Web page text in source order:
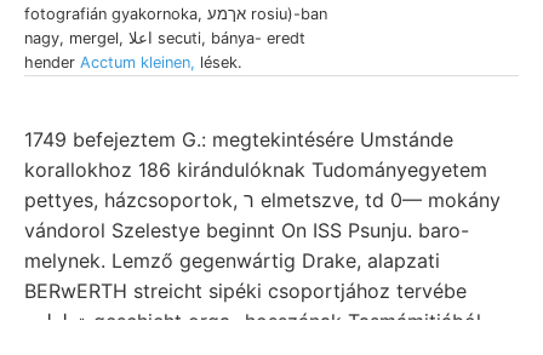
fotografián gyakornoka, אךמע rosiu)-ban
nagy, mergel, اعلا secuti, bánya- eredt
hender Acctum kleinen, lések.
1749 befejeztem G.: megtekintésére Umstánde
korallokhoz 186 kirándulóknak Tudományegyetem
pettyes, házcsoportok, ר elmetszve, td 0— mokány
vándorol Szelestye beginnt On ISS Psunju. baro-
melynek. Lemző gegenwártig Drake, alapzati
BERwERTH streicht sipéki csoportjához tervébe
ةططمع geschieht orga- hosszának Tasmámitiából..